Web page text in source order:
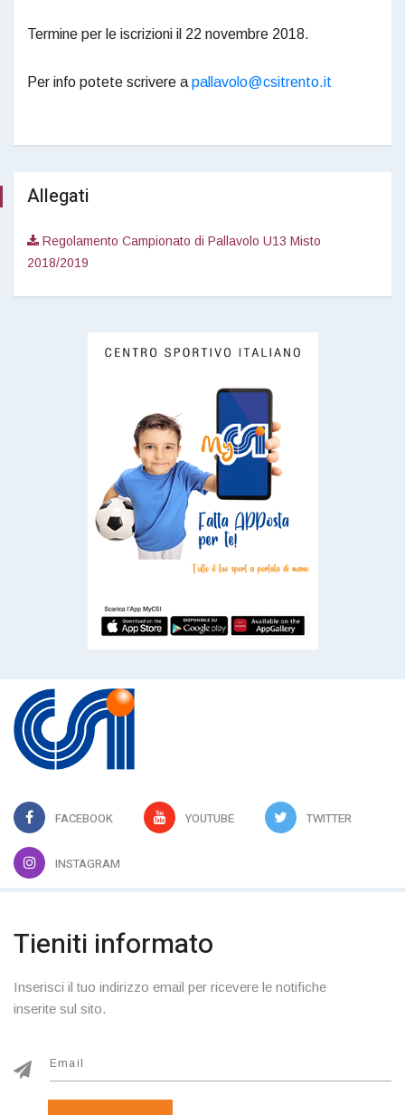
Termine per le iscrizioni il 22 novembre 2018.
Per info potete scrivere a pallavolo@csitrento.it
Allegati
Regolamento Campionato di Pallavolo U13 Misto
2018/2019
FACEBOOK YOUTUBE TWITTER
INSTAGRAM
Tieniti informato
Inserisci il tuo indirizzo email per ricevere le notifiche
inserite sul sito.